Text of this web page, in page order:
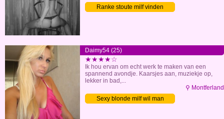
Ranke stoute milf vinden
Daimy54 (25)
★★★★☆
Ik hou ervan om echt werk te maken van een
spannend avondje. Kaarsjes aan, muziekje op,
lekker in bad,...
⚲ Montferland
Sexy blonde milf wil man